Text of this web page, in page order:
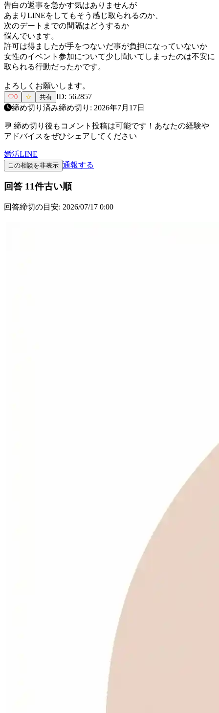
告白の返事を急かす気はありませんが
あまりLINEをしてもそう感じ取られるのか、
次のデートまでの間隔はどうするか
悩んでいます。
許可は得ましたが手をつないだ事が負担になっていないか
女性のイベント参加について少し聞いてしまったのは不安に
取られる行動だったかです。
よろしくお願いします。
♡0 ☆ 共有 ID: 562857
締め切り済み締め切り: 2026年7月17日
💬 締め切り後もコメント投稿は可能です！あなたの経験や
アドバイスをぜひシェアしてください
婚活LINE
この相談を非表示 通報する
回答 11件古い順
回答締切の目安: 2026/07/17 0:00